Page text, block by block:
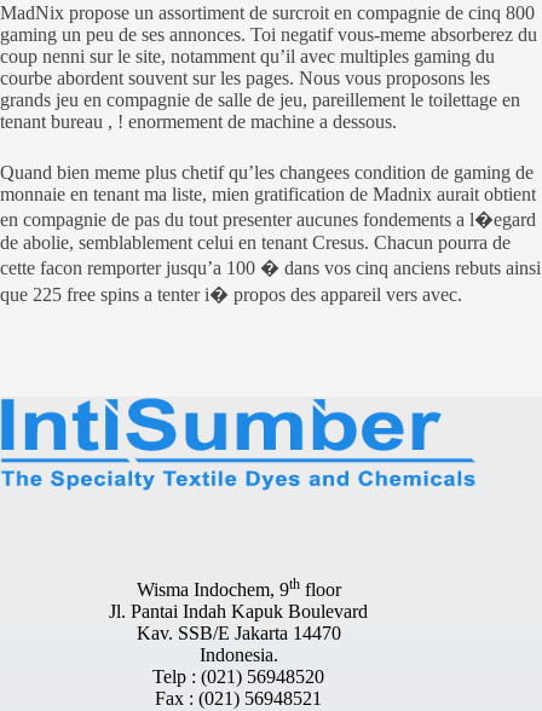
MadNix propose un assortiment de surcroit en compagnie de cinq 800
gaming un peu de ses annonces. Toi negatif vous-meme absorberez du
coup nenni sur le site, notamment qu’il avec multiples gaming du
courbe abordent souvent sur les pages. Nous vous proposons les
grands jeu en compagnie de salle de jeu, pareillement le toilettage en
tenant bureau , ! enormement de machine a dessous.
Quand bien meme plus chetif qu’les changees condition de gaming de
monnaie en tenant ma liste, mien gratification de Madnix aurait obtient
en compagnie de pas du tout presenter aucunes fondements a l�egard
de abolie, semblablement celui en tenant Cresus. Chacun pourra de
cette facon remporter jusqu’a 100 � dans vos cinq anciens rebuts ainsi
que 225 free spins a tenter i� propos des appareil vers avec.
Wisma Indochem, 9thfloor
Jl. Pantai Indah Kapuk Boulevard
Kav. SSB/E Jakarta 14470
Indonesia.
Telp : (021) 56948520
Fax : (021) 56948521